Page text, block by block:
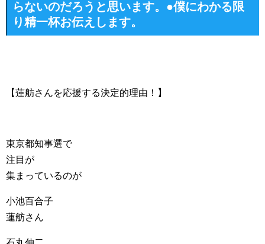
らないのだろうと思います。●僕にわかる限
り精一杯お伝えします。
【蓮舫さんを応援する決定的理由！】
東京都知事選で
注目が
集まっているのが
小池百合子
蓮舫さん